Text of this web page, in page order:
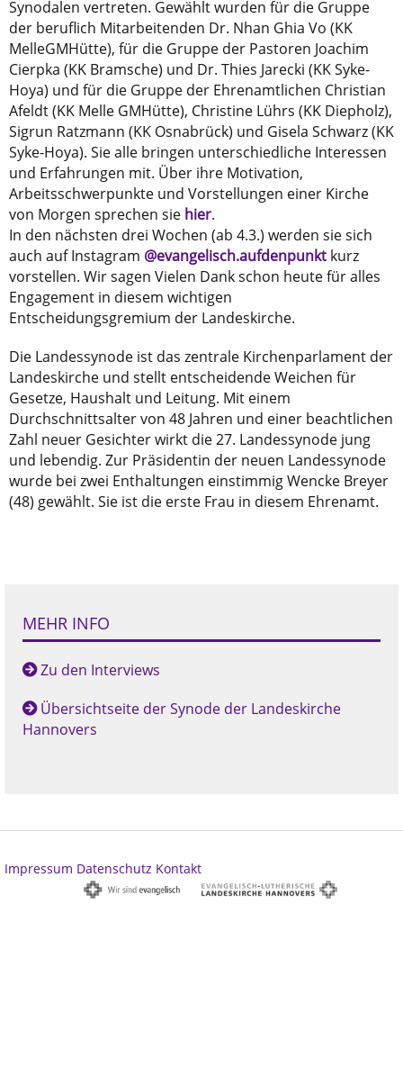
Synodalen vertreten. Gewählt wurden für die Gruppe
der beruflich Mitarbeitenden Dr. Nhan Ghia Vo (KK
MelleGMHütte), für die Gruppe der Pastoren Joachim
Cierpka (KK Bramsche) und Dr. Thies Jarecki (KK Syke-
Hoya) und für die Gruppe der Ehrenamtlichen Christian
Afeldt (KK Melle GMHütte), Christine Lührs (KK Diepholz),
Sigrun Ratzmann (KK Osnabrück) und Gisela Schwarz (KK
Syke-Hoya). Sie alle bringen unterschiedliche Interessen
und Erfahrungen mit. Über ihre Motivation,
Arbeitsschwerpunkte und Vorstellungen einer Kirche
von Morgen sprechen sie hier.
In den nächsten drei Wochen (ab 4.3.) werden sie sich
auch auf Instagram @evangelisch.aufdenpunkt kurz
vorstellen. Wir sagen Vielen Dank schon heute für alles
Engagement in diesem wichtigen
Entscheidungsgremium der Landeskirche.
Die Landessynode ist das zentrale Kirchenparlament der
Landeskirche und stellt entscheidende Weichen für
Gesetze, Haushalt und Leitung. Mit einem
Durchschnittsalter von 48 Jahren und einer beachtlichen
Zahl neuer Gesichter wirkt die 27. Landessynode jung
und lebendig. Zur Präsidentin der neuen Landessynode
wurde bei zwei Enthaltungen einstimmig Wencke Breyer
(48) gewählt. Sie ist die erste Frau in diesem Ehrenamt.
MEHR INFO
Zu den Interviews
Übersichtseite der Synode der Landeskirche
Hannovers
Impressum Datenschutz Kontakt